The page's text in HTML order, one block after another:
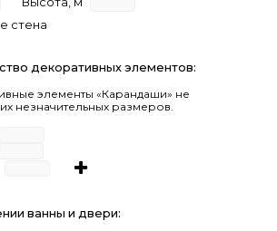
стена
декоративных элементов:
элементы «Карандаши» не
незначительных размеров.
ванны и двери: